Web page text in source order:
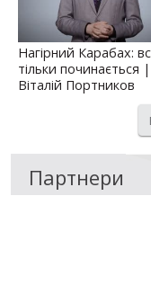
Нагірний Карабах:
тільки починається |
Віталій Портников
Партнери